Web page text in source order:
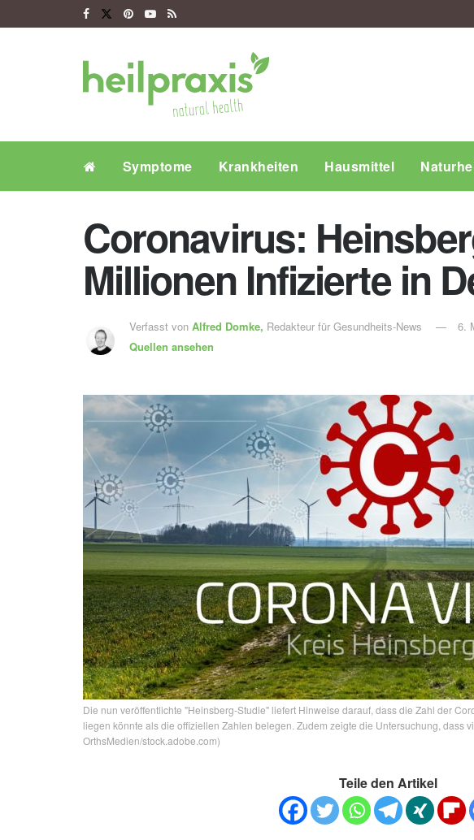
Symptome Krankheiten Hausmittel
Coronavirus:
Millionen Infizierte in
Verfasst von Alfred Domke, Redakteur für Gesundheits-News
Quellen ansehen
6.
Die nun veröffentlichte "Heinsberg-Studie" liefert Hinweise darauf, dass die Zahl der
liegen könnte als die offiziellen Zahlen belegen. Zudem zeigte die Untersuchung, dass
OrthsMedien/stock.adobe.com)
Teile den Artikel